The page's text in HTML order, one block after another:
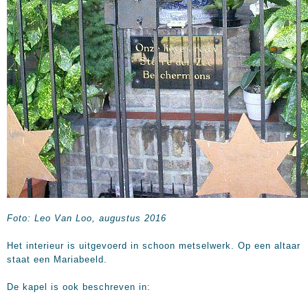
Foto: Leo Van Loo, augustus 2016
Het interieur is uitgevoerd in schoon metselwerk. Op een altaar
staat een Mariabeeld.
De kapel is ook beschreven in: